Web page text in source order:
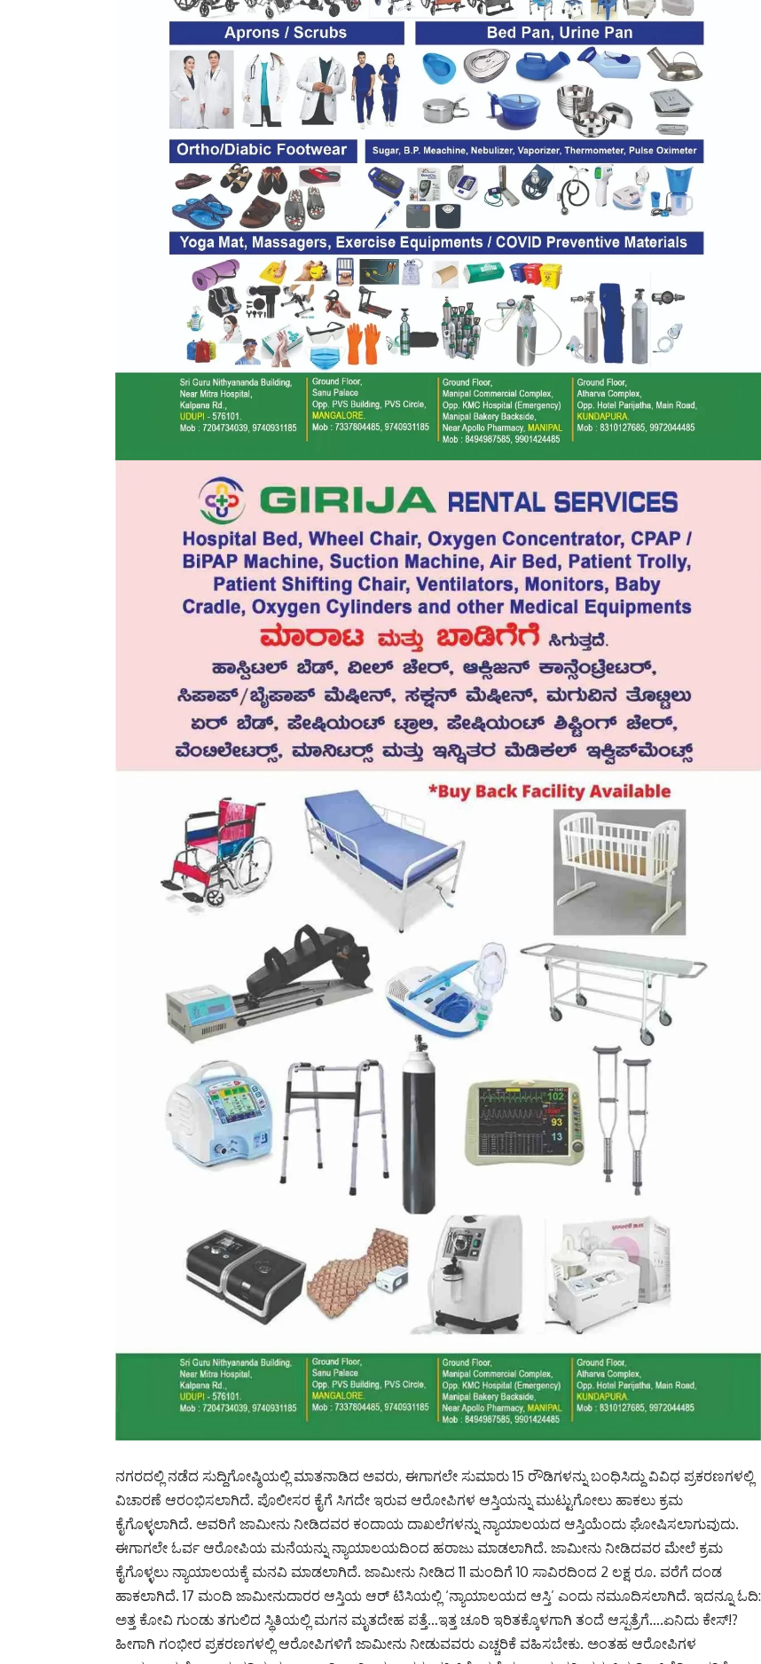
ನಗರದಲ್ಲಿ ನಡೆದ ಸುದ್ದಿಗೋಷ್ಠಿಯಲ್ಲಿ ಮಾತನಾಡಿದ ಅವರು, ಈಗಾಗಲೇ ಸುಮಾರು 15 ರೌಡಿಗಳನ್ನು ಬಂಧಿಸಿದ್ದು ವಿವಿಧ ಪ್ರಕರಣಗಳಲ್ಲಿ
ವಿಚಾರಣೆ ಆರಂಭಿಸಲಾಗಿದೆ. ಪೊಲೀಸರ ಕೈಗೆ ಸಿಗದೇ ಇರುವ ಆರೋಪಿಗಳ ಆಸ್ತಿಯನ್ನು ಮುಟ್ಟುಗೋಲು ಹಾಕಲು ಕ್ರಮ
ಕೈಗೊಳ್ಳಲಾಗಿದೆ. ಅವರಿಗೆ ಜಾಮೀನು ನೀಡಿದವರ ಕಂದಾಯ ದಾಖಲೆಗಳನ್ನು ನ್ಯಾಯಾಲಯದ ಆಸ್ತಿಯೆಂದು ಘೋಷಿಸಲಾಗುವುದು.
ಈಗಾಗಲೇ ಓರ್ವ ಆರೋಪಿಯ ಮನೆಯನ್ನು ನ್ಯಾಯಾಲಯದಿಂದ ಹರಾಜು ಮಾಡಲಾಗಿದೆ. ಜಾಮೀನು ನೀಡಿದವರ ಮೇಲೆ ಕ್ರಮ
ಕೈಗೊಳ್ಳಲು ನ್ಯಾಯಾಲಯಕ್ಕೆ ಮನವಿ ಮಾಡಲಾಗಿದೆ. ಜಾಮೀನು ನೀಡಿದ 11 ಮಂದಿಗೆ 10 ಸಾವಿರದಿಂದ 2 ಲಕ್ಷ ರೂ. ವರೆಗೆ ದಂಡ
ಹಾಕಲಾಗಿದೆ. 17 ಮಂದಿ ಜಾಮೀನುದಾರರ ಆಸ್ತಿಯ ಆರ್ ಟಿಸಿಯಲ್ಲಿ ‘ನ್ಯಾಯಾಲಯದ ಆಸ್ತಿ’ ಎಂದು ನಮೂದಿಸಲಾಗಿದೆ. ಇದನ್ನೂ ಓದಿ:
ಅತ್ತ ಕೋವಿ ಗುಂಡು ತಗುಲಿದ ಸ್ಥಿತಿಯಲ್ಲಿ ಮಗನ ಮೃತದೇಹ ಪತ್ತೆ…ಇತ್ತ ಚೂರಿ ಇರಿತಕ್ಕೊಳಗಾಗಿ ತಂದೆ ಆಸ್ಪತ್ರೆಗೆ….ಏನಿದು ಕೇಸ್!?
ಹೀಗಾಗಿ ಗಂಭೀರ ಪ್ರಕರಣಗಳಲ್ಲಿ ಆರೋಪಿಗಳಿಗೆ ಜಾಮೀನು ನೀಡುವವರು ಎಚ್ಚರಿಕೆ ವಹಿಸಬೇಕು. ಅಂತಹ ಆರೋಪಿಗಳ